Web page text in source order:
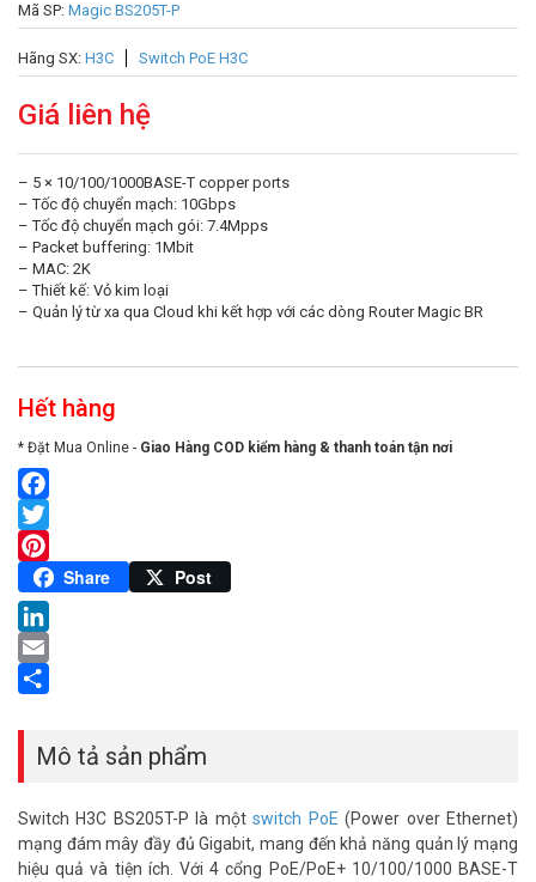
Mã SP: Magic BS205T-P
Hãng SX: H3C Switch PoE H3C
Giá liên hệ
– 5 × 10/100/1000BASE-T copper ports
– Tốc độ chuyển mạch: 10Gbps
– Tốc độ chuyển mạch gói: 7.4Mpps
– Packet buffering: 1Mbit
– MAC: 2K
– Thiết kế: Vỏ kim loại
– Quản lý từ xa qua Cloud khi kết hợp với các dòng Router Magic BR
Hết hàng
* Đặt Mua Online - Giao Hàng COD kiểm hàng & thanh toán tận nơi
Facebook
Twitter
Pinterest
Share Post
LinkedIn
Email
Mô tả sản phẩm
Switch H3C BS205T-P là mộtswitch PoE (Power over Ethernet)
mạng đám mây đầy đủ Gigabit, mang đến khả năng quản lý mạng
hiệu quả và tiện ích. Với 4 cổng PoE/PoE+ 10/100/1000 BASE-T